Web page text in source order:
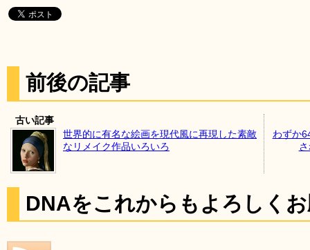
前後の記事
古い記事
世界的に有名な絵画を現代風に再現した素敵
なリメイク作品いろいろ
わずか
DNAをこれからもよろしく